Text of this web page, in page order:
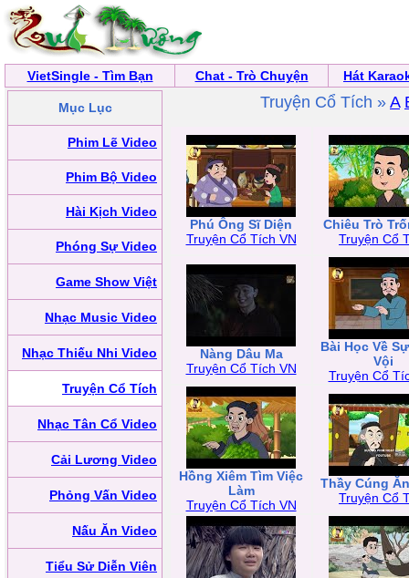
VietSingle - Tìm Bạn Chat - Trò Chuyện Hát
Mục Lục
Phim Lẽ Video
Phim Bộ Video
Hài Kịch Video
Phóng Sự Video
Game Show Việt
Nhạc Music Video
Nhạc Thiếu Nhi Video
Truyện Cổ Tích
Nhạc Tân Cổ Video
Cải Lương Video
Phỏng Vấn Video
Nấu Ăn Video
Tiểu Sử Diễn Viên
Truyện Cổ Tích » A
Phú Ông Sĩ Diện
Truyện Cổ Tích VN
Chiêu Trò
Truyện Cổ
Nàng Dâu Ma
Truyện Cổ Tích VN
Bài Học Về
Vội
Truyện Cổ
Hồng Xiêm Tìm Việc
Làm
Truyện Cổ Tích VN
Thầy Cúng
Truyện Cổ